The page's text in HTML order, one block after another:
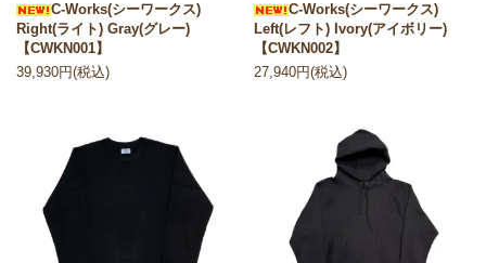
C-Works(シーワークス)
Right(ライト) Gray(グレー)
【CWKN001】
39,930円(税込)
C-Works(シーワークス)
Left(レフト) Ivory(アイボリー)
【CWKN002】
27,940円(税込)